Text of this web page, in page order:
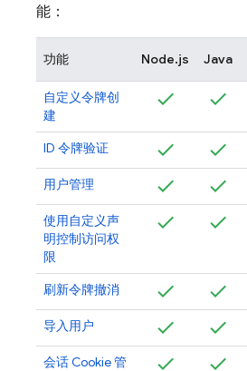
能：
功能 Node.js Java
自定义令牌创
建
ID 令牌验证
用户管理
使用自定义声
明控制访问权
限
刷新令牌撤消
导入用户
会话 Cookie 管